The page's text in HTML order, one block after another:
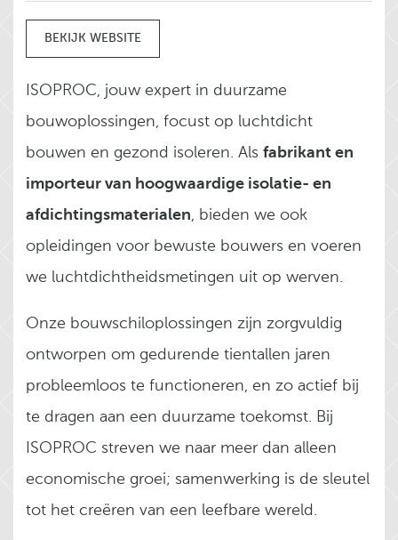
BEKIJK WEBSITE
ISOPROC, jouw expert in duurzame
bouwoplossingen, focust op luchtdicht
bouwen en gezond isoleren. Als fabrikant en
importeur van hoogwaardige isolatie- en
afdichtingsmaterialen, bieden we ook
opleidingen voor bewuste bouwers en voeren
we luchtdichtheidsmetingen uit op werven.
Onze bouwschiloplossingen zijn zorgvuldig
ontworpen om gedurende tientallen jaren
probleemloos te functioneren, en zo actief bij
te dragen aan een duurzame toekomst. Bij
ISOPROC streven we naar meer dan alleen
economische groei; samenwerking is de sleutel
tot het creëren van een leefbare wereld.